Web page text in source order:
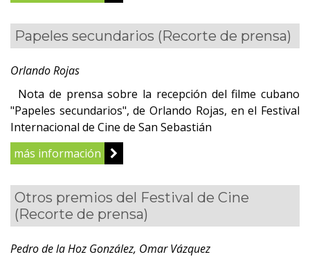
Papeles secundarios (Recorte de prensa)
Orlando Rojas
Nota de prensa sobre la recepción del filme cubano
"Papeles secundarios", de Orlando Rojas, en el Festival
Internacional de Cine de San Sebastián
más información
Otros premios del Festival de Cine
(Recorte de prensa)
Pedro de la Hoz González, Omar Vázquez